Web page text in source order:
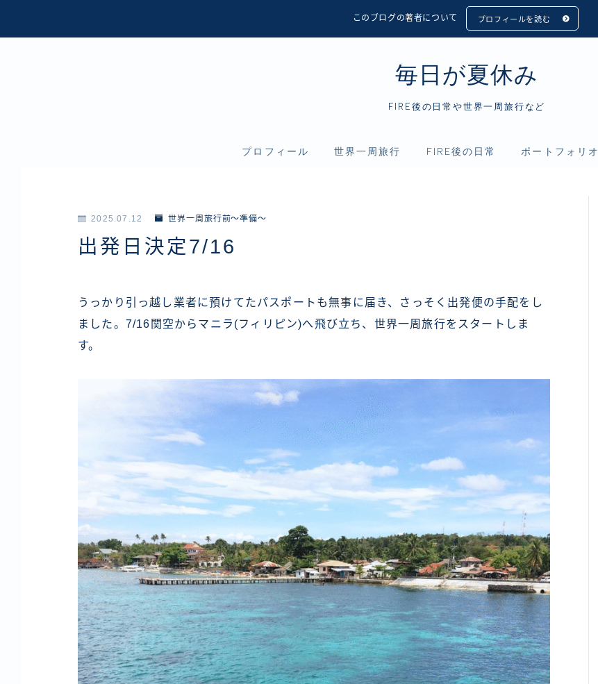
このブログの著者について プロフィールを読む
毎日が夏休み
FIRE後の日常や世界一周旅行など
プロフィール 世界一周旅行
タイ
カンボジア
バングラディッシュ
ネパール
世界一周旅行前～準備～
FIRE後の日常 ポートフォリオ
2025.07.12 世界一周旅行前～準備～
出発日決定7/16
うっかり引っ越し業者に預けてたパスポートも無事に届き、さっそく出発便の手配をし
ました。7/16関空からマニラ(フィリピン)へ飛び立ち、世界一周旅行をスタートしま
す。